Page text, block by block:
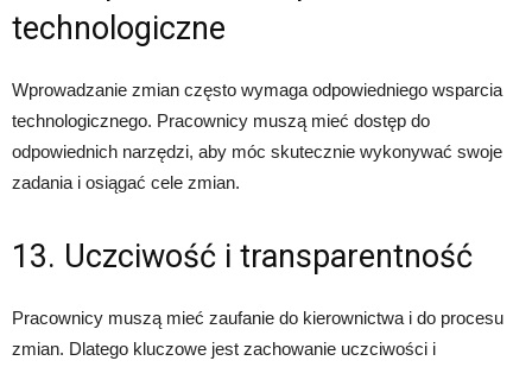
technologiczne
Wprowadzanie zmian często wymaga odpowiedniego wsparcia
technologicznego. Pracownicy muszą mieć dostęp do
odpowiednich narzędzi, aby móc skutecznie wykonywać swoje
zadania i osiągać cele zmian.
13. Uczciwość i transparentność
Pracownicy muszą mieć zaufanie do kierownictwa i do procesu
zmian. Dlatego kluczowe jest zachowanie uczciwości i